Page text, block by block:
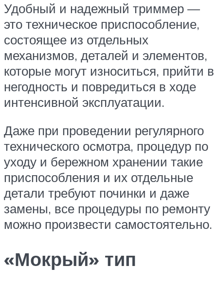
Удобный и надежный триммер —
это техническое приспособление,
состоящее из отдельных
механизмов, деталей и элементов,
которые могут износиться, прийти в
негодность и повредиться в ходе
интенсивной эксплуатации.
Даже при проведении регулярного
технического осмотра, процедур по
уходу и бережном хранении такие
приспособления и их отдельные
детали требуют починки и даже
замены, все процедуры по ремонту
можно произвести самостоятельно.
«Мокрый» тип